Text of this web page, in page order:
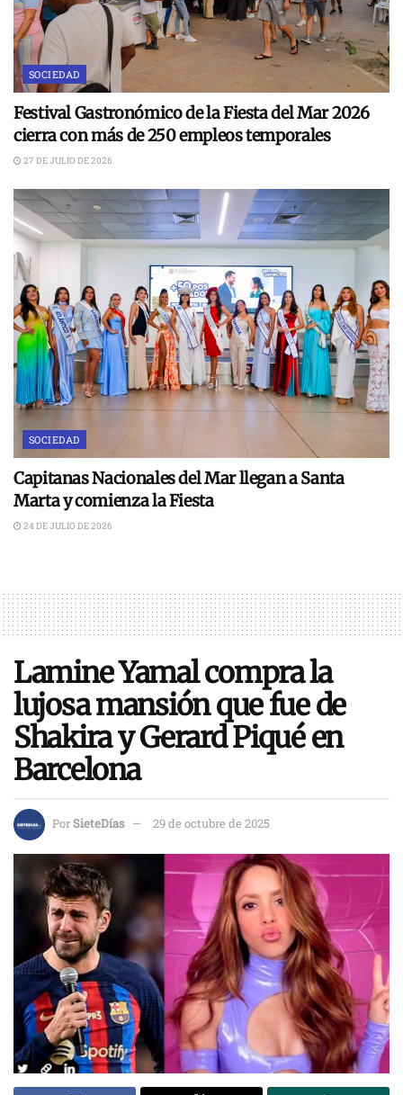
SOCIEDAD
Festival Gastronómico de la Fiesta del Mar 2026
cierra con más de 250 empleos temporales
27 DE JULIO DE 2026
SOCIEDAD
Capitanas Nacionales del Mar llegan a Santa
Marta y comienza la Fiesta
24 DE JULIO DE 2026
Lamine Yamal compra la
lujosa mansión que fue de
Shakira y Gerard Piqué en
Barcelona
PorSieteDías 29 de octubre de 2025